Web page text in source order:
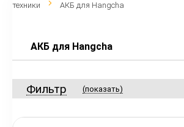
техники
АКБ для Hangcha
АКБ для Hangcha
Фильтр (показать)